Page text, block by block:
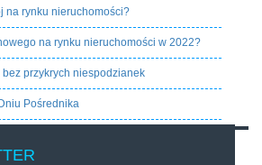
na rynku nieruchomości?
na rynku nieruchomości w 2022?
przykrych niespodzianek
Pośrednika